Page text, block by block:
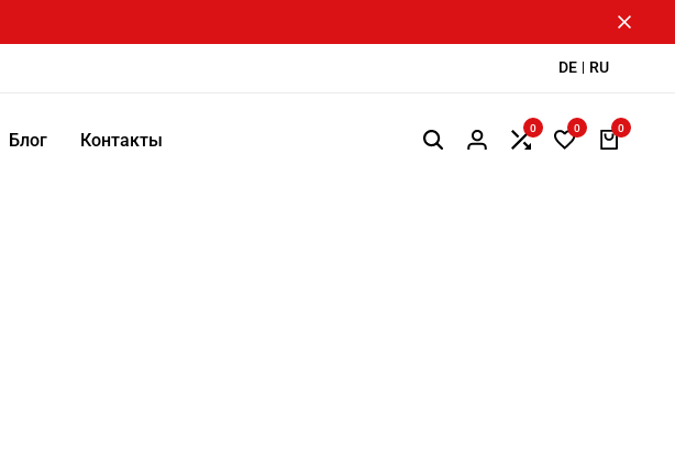
DE RU
Блог Контакты
0 0 0